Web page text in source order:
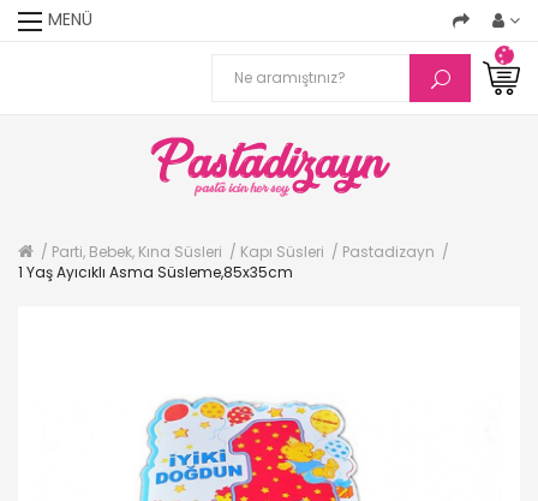
MENÜ
Parti, Bebek, Kına Süsleri Kapı Süsleri
Pastadizayn
1 Yaş Ayıcıklı Asma Süsleme,85x35cm